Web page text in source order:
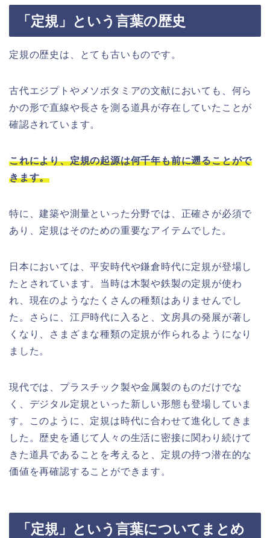
「定規」という言葉の歴史
定規の歴史は、とても古いものです。
古代エジプトやメソポタミアの文献においても、何ら
かの形で直線や長さを測る道具が存在していたことが
確認されています。
これにより、定規の起源は何千年も前に遡ることがで
きます。
特に、建築や測量といった分野では、正確さが必須で
あり、定規はそのための重要なアイテムでした。
日本においては、平安時代や鎌倉時代に定規が登場し
たとされています。当時は木製や鉄製の定規が使わ
れ、現在のようなたくさんの種類はありませんでし
た。さらに、江戸時代に入ると、文房具の発展が著し
くなり、さまざまな種類の定規が作られるようになり
ました。
現代では、プラスチック製や金属製のものだけでな
く、デジタル定規といった新しい形態も登場していま
す。このように、定規は時代に合わせて進化してきま
した。歴史を通じて人々の生活に密接に関わり続けて
きた道具であることを考えると、定規の持つ潜在的な
価値を再確認することができます。
「定規」という言葉についてまとめ